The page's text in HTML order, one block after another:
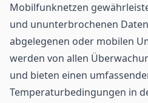
Mobilfunknetzen
und ununterbrochenen
abgelegenen oder mobilen
werden von allen
und bieten einen
Temperaturbedingungen in